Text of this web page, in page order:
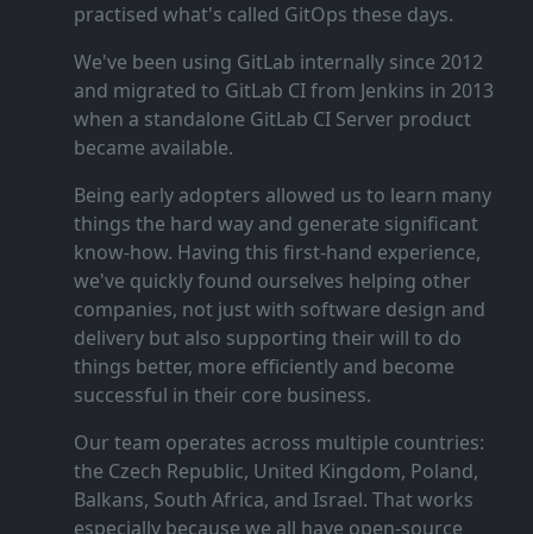
practised what's called GitOps these days.
We've been using GitLab internally since 2012
and migrated to GitLab CI from Jenkins in 2013
when a standalone GitLab CI Server product
became available.
Being early adopters allowed us to learn many
things the hard way and generate significant
know‑how. Having this first‑hand experience,
we've quickly found ourselves helping other
companies, not just with software design and
delivery but also supporting their will to do
things better, more efficiently and become
successful in their core business.
Our team operates across multiple countries:
the Czech Republic, United Kingdom, Poland,
Balkans, South Africa, and Israel. That works
especially because we all have open‑source